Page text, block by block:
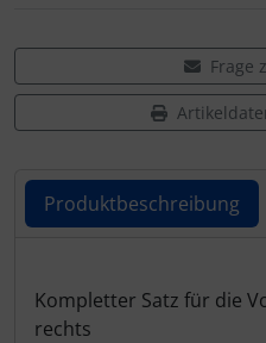
Frage
Produktbeschreibung
Kompletter Satz für die
rechts